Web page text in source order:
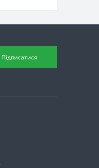
Підписатися